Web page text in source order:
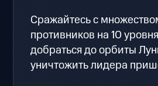
Сражайтесь с
противников на 10
добраться до орбиты
уничтожить лидера